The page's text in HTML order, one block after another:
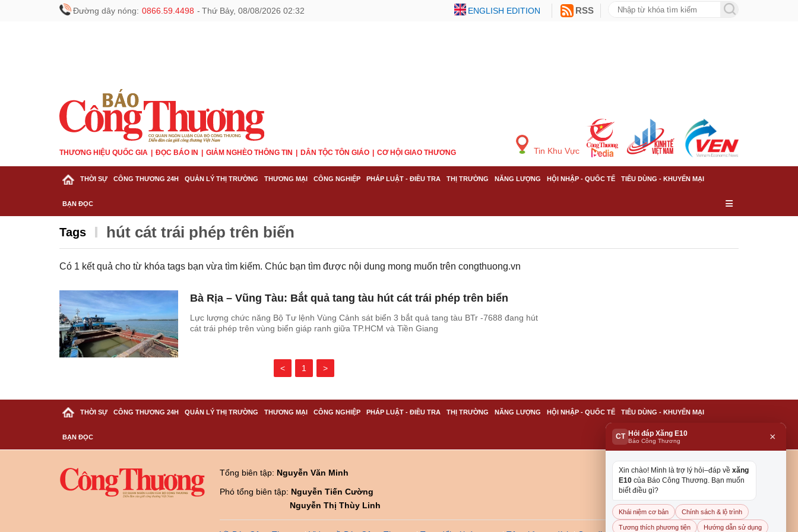
Đường dây nóng: 0866.59.4498 - Thứ Bảy, 08/08/2026 02:32 RSS
ENGLISH EDITION
THƯƠNG HIỆU QUỐC GIA ĐỌC BÁO IN GIẢM NGHÈO THÔNG TIN DÂN TỘC TÔN GIÁO CƠ HỘI GIAO THƯƠNG Tin Khu Vực
THỜI SỰ CÔNG THƯƠNG 24H QUẢN LÝ THỊ TRƯỜNG THƯƠNG MẠI CÔNG NGHIỆP PHÁP LUẬT - ĐIỀU TRA THỊ TRƯỜNG NĂNG LƯỢNG HỘI NHẬP - QUỐC TẾ TIÊU DÙNG - KHUYẾN MẠI
BẠN ĐỌC
Tags hút cát trái phép trên biển
Có 1 kết quả cho từ khóa tags bạn vừa tìm kiếm. Chúc bạn tìm được nội dung mong muốn trên congthuong.vn
Bà Rịa – Vũng Tàu: Bắt quả tang tàu hút cát trái phép trên biển
Lực lượng chức năng Bộ Tư lệnh Vùng Cảnh sát biển 3 bắt quả tang tàu BTr -7688 đang hút
cát trái phép trên vùng biển giáp ranh giữa TP.HCM và Tiền Giang
< 1 >
THỜI SỰ CÔNG THƯƠNG 24H QUẢN LÝ THỊ TRƯỜNG THƯƠNG MẠI CÔNG NGHIỆP PHÁP LUẬT - ĐIỀU TRA THỊ TRƯỜNG NĂNG LƯỢNG HỘI NHẬP - QUỐC TẾ TIÊU DÙNG - KHUYẾN MẠI
BẠN ĐỌC
Tổng biên tập: Nguyễn Văn Minh
Phó tổng biên tập: Nguyễn Tiến Cường
Nguyễn Thị Thùy Linh
CT Hỏi đáp Xăng E10
Báo Công Thương ×
Xin chào! Mình là trợ lý hỏi–đáp về xăng
E10 của Báo Công Thương. Bạn muốn
biết điều gì?
Khái niệm cơ bản Chính sách & lộ trình
Tương thích phương tiện Hướng dẫn sử dụng